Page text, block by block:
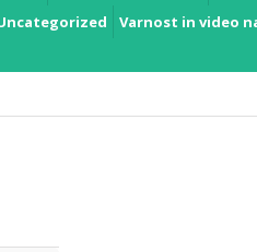
Varnost in video